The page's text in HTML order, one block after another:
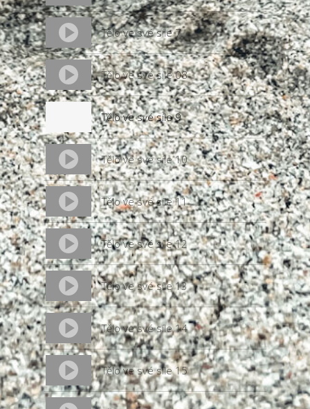
Tělo ve své síle 7
Tělo ve své síle 08
Tělo ve své síle 9
Tělo ve své síle 10
Tělo ve své síle 11
Tělo ve své síle 12
Tělo ve své síle 13
Tělo ve své síle 14
Tělo ve své síle 15